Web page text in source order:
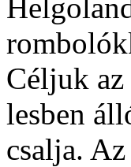
Céljuk
lesben
csalja.